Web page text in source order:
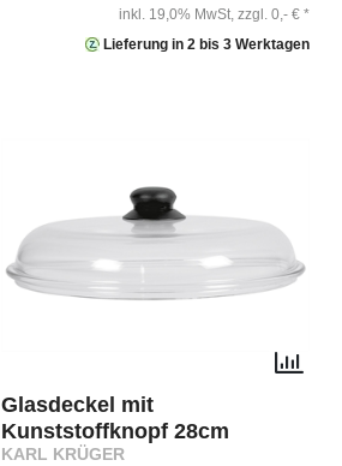
inkl. 19,0% MwSt, zzgl. 0,- € *
Lieferung in 2 bis 3 Werktagen
Glasdeckel mit
Kunststoffknopf 28cm
KARL KRÜGER